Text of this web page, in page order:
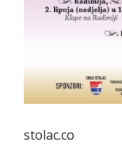
stolac.co